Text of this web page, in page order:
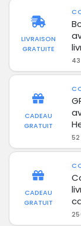
LIVRAISON
GRATUITE
CADEAU
GRATUIT
CADEAU
GRATUIT